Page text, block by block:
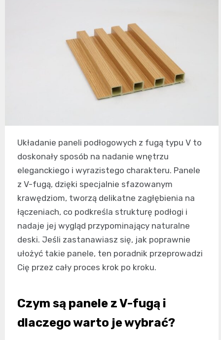
Układanie paneli podłogowych z fugą typu V to
doskonały sposób na nadanie wnętrzu
eleganckiego i wyrazistego charakteru. Panele
z V-fugą, dzięki specjalnie sfazowanym
krawędziom, tworzą delikatne zagłębienia na
łączeniach, co podkreśla strukturę podłogi i
nadaje jej wygląd przypominający naturalne
deski. Jeśli zastanawiasz się, jak poprawnie
ułożyć takie panele, ten poradnik przeprowadzi
Cię przez cały proces krok po kroku.
Czym są panele z V-fugą i
dlaczego warto je wybrać?